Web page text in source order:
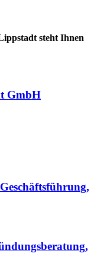
steht Ihnen
GmbH